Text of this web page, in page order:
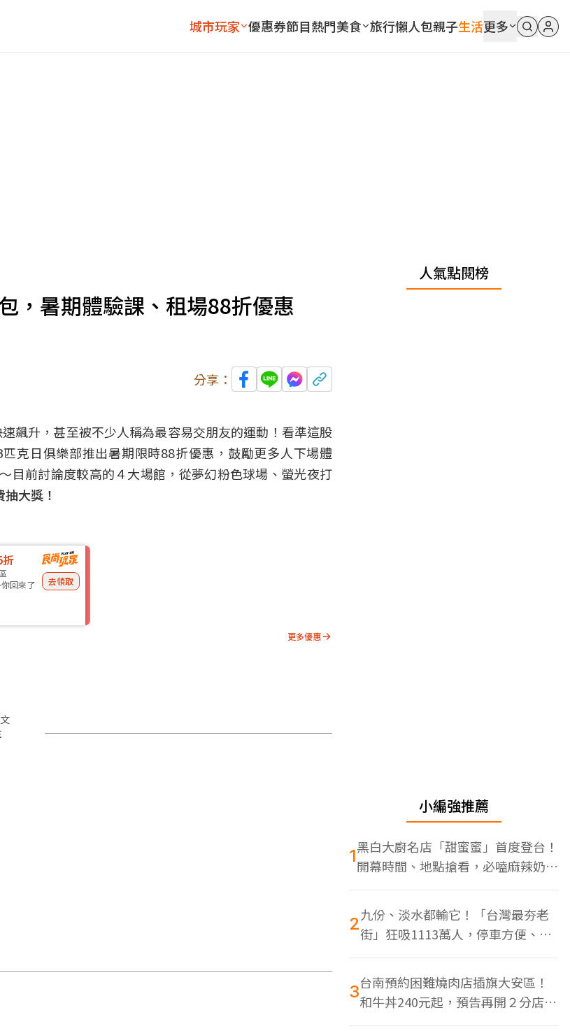
城市玩家 優惠券節目熱門美食 旅行懶人包親子生活更多
，暑期體驗課、租場88折優惠
分享：
飆升，甚至被不少人稱為最容易交朋友的運動！看準這股
匹克日俱樂部推出暑期限時88折優惠，鼓勵更多人下場體
目前討論度較高的４大場館，從夢幻粉色球場、螢光夜打
大獎！
回來了
去領取
更多優惠
人氣點閱榜
小編強推薦
1黑白大廚名店「甜蜜蜜」首度登台！
開幕時間、地點搶看，必嗑麻辣奶油
蝦
2九份、淡水都輸它！「台灣最夯老
街」狂吸1113萬人，停車方便、特
色美食多
3台南預約困難燒肉店插旗大安區！
和牛丼240元起，預告再開２分店、
地點曝光